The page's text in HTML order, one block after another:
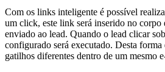
Com os links inteligente é possível
um click, este link será inserido no corpo
enviado ao lead. Quando o lead clicar
configurado será executado. Desta
gatilhos diferentes dentro de um mesmo